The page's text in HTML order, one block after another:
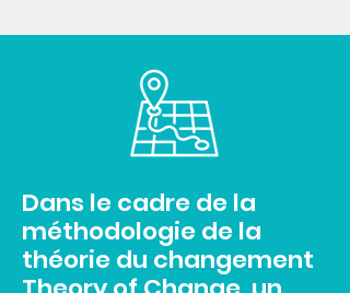
Dans le cadre de la
méthodologie de la
théorie du changement